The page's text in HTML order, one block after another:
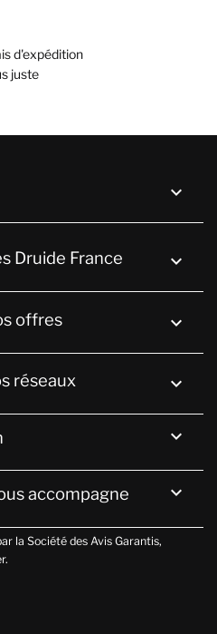
d'expédition
juste

Druide France keyboard_arrow_down
offres 
réseaux 

accompagne 
la Société des Avis Garantis,
.